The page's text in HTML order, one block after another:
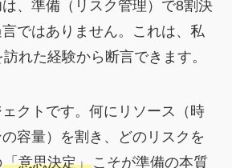
、準備（リスク管理）で8割決
ではありません。これは、私
れた経験から断言できます。
クトです。何にリソース（時
容量）を割き、どのリスクを
「意思決定」こそが準備の本質